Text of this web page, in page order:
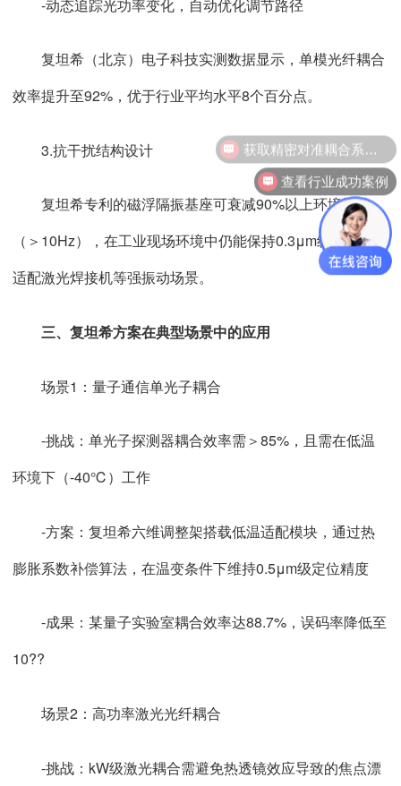
-动态追踪光功率变化，自动优化调节路径
复坦希（北京）电子科技实测数据显示，单模光纤耦合
效率提升至92%，优于行业平均水平8个百分点。
3.抗干扰结构设计
复坦希专利的磁浮隔振基座可衰减90%以上环境振动
（＞10Hz），在工业现场环境中仍能保持0.3μm级稳定性，
适配激光焊接机等强振动场景。
三、复坦希方案在典型场景中的应用
场景1：量子通信单光子耦合
-挑战：单光子探测器耦合效率需＞85%，且需在低温
环境下（-40℃）工作
-方案：复坦希六维调整架搭载低温适配模块，通过热
膨胀系数补偿算法，在温变条件下维持0.5μm级定位精度
-成果：某量子实验室耦合效率达88.7%，误码率降低至
10??
场景2：高功率激光光纤耦合
-挑战：kW级激光耦合需避免热透镜效应导致的焦点漂
获取精密对准耦合系统技术方案
查看行业成功案例